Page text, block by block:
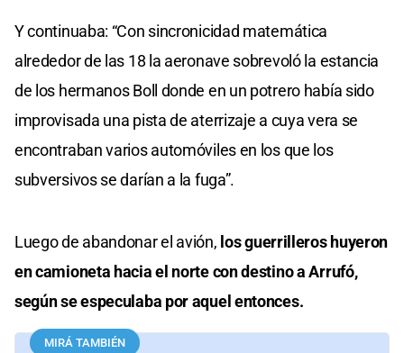
Y continuaba: “Con sincronicidad matemática
alrededor de las 18 la aeronave sobrevoló la estancia
de los hermanos Boll donde en un potrero había sido
improvisada una pista de aterrizaje a cuya vera se
encontraban varios automóviles en los que los
subversivos se darían a la fuga”.
Luego de abandonar el avión, los guerrilleros huyeron
en camioneta hacia el norte con destino a Arrufó,
según se especulaba por aquel entonces.
MIRÁ TAMBIÉN